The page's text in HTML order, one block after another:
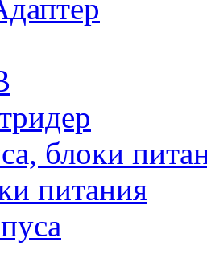
блоки
питания